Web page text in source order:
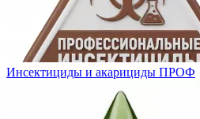
Инсектициды и акарициды ПРОФ